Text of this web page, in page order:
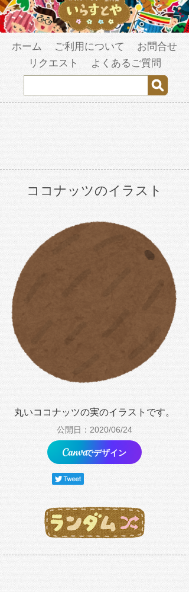
ホーム ご利用について
お問合せ
リクエスト
よくあるご質問
ココナッツのイラスト
丸いココナッツの実のイラストです。
公開日：2020/06/24
でデザイン